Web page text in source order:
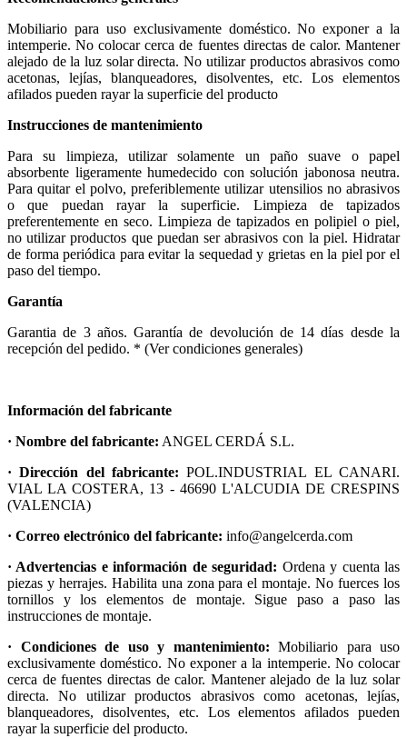
Mobiliario para uso exclusivamente doméstico. No exponer a la
intemperie. No colocar cerca de fuentes directas de calor. Mantener
alejado de la luz solar directa. No utilizar productos abrasivos como
acetonas, lejías, blanqueadores, disolventes, etc. Los elementos
afilados pueden rayar la superficie del producto
Instrucciones de mantenimiento
Para su limpieza, utilizar solamente un paño suave o papel
absorbente ligeramente humedecido con solución jabonosa neutra.
Para quitar el polvo, preferiblemente utilizar utensilios no abrasivos
o que puedan rayar la superficie. Limpieza de tapizados
preferentemente en seco. Limpieza de tapizados en polipiel o piel,
no utilizar productos que puedan ser abrasivos con la piel. Hidratar
de forma periódica para evitar la sequedad y grietas en la piel por el
paso del tiempo.
Garantía
Garantia de 3 años. Garantía de devolución de 14 días desde la
recepción del pedido. * (Ver condiciones generales)
Información del fabricante
· Nombre del fabricante: ANGEL CERDÁ S.L.
· Dirección del fabricante: POL.INDUSTRIAL EL CANARI.
VIAL LA COSTERA, 13 - 46690 L'ALCUDIA DE CRESPINS
(VALENCIA)
· Correo electrónico del fabricante: info@angelcerda.com
· Advertencias e información de seguridad: Ordena y cuenta las
piezas y herrajes. Habilita una zona para el montaje. No fuerces los
tornillos y los elementos de montaje. Sigue paso a paso las
instrucciones de montaje.
· Condiciones de uso y mantenimiento: Mobiliario para uso
exclusivamente doméstico. No exponer a la intemperie. No colocar
cerca de fuentes directas de calor. Mantener alejado de la luz solar
directa. No utilizar productos abrasivos como acetonas, lejías,
blanqueadores, disolventes, etc. Los elementos afilados pueden
rayar la superficie del producto.